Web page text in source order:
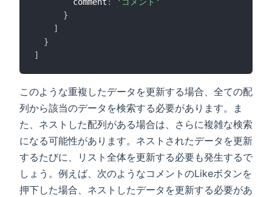
        comment
:
'コメント'
}
]
}
]
このような重複したデータを更新する場合、全ての配
列から該当のデータを検索する必要があります。ま
た、ネストした配列がある場合は、さらに複雑な検索
になる可能性があります。ネストされたデータを更新
するたびに、リスト全体を更新する必要も発生するで
しょう。例えば、次のようなコメントのLikeボタンを
押下した場合、ネストしたデータを更新する必要があ